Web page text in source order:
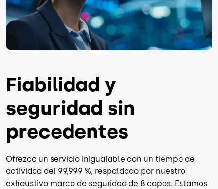
Fiabilidad y
seguridad sin
precedentes
Ofrezca un servicio inigualable con un tiempo de
actividad del 99,999 %, respaldado por nuestro
exhaustivo marco de seguridad de 8 capas. Estamos